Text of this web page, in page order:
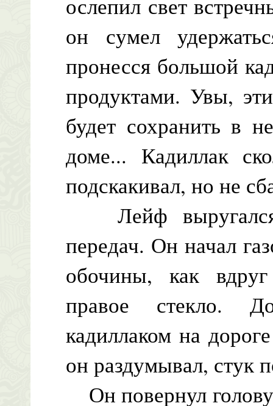
он сумел
пронесся большой
продуктами. Увы,
будет сохранить в
доме... Кадиллак
подскакивал, но не
Лейф выругался
передач. Он начал
обочины, как
правое стекло.
кадиллаком на
он раздумывал, стук
Он повернул